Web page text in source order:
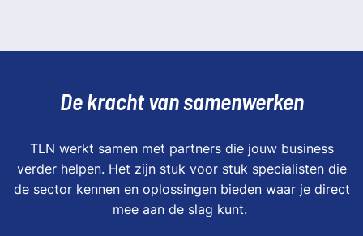
De kracht van samenwerken
TLN werkt samen met partners die jouw business
verder helpen. Het zijn stuk voor stuk specialisten die
de sector kennen en oplossingen bieden waar je direct
mee aan de slag kunt.